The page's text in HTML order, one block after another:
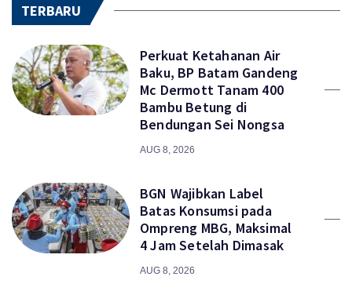
TERBARU
Perkuat Ketahanan Air
Baku, BP Batam Gandeng
Mc Dermott Tanam 400
Bambu Betung di
Bendungan Sei Nongsa
AUG 8, 2026
BGN Wajibkan Label
Batas Konsumsi pada
Ompreng MBG, Maksimal
4 Jam Setelah Dimasak
AUG 8, 2026